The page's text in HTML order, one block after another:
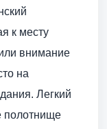
к месту
внимание
на
Легкий
полотнище